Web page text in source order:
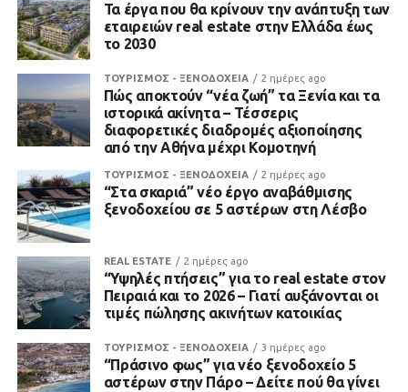
Τα έργα που θα κρίνουν την ανάπτυξη των
εταιρειών real estate στην Ελλάδα έως
το 2030
ΤΟΥΡΙΣΜΟΣ - ΞΕΝΟΔΟΧΕΙΑ 2 ημέρες ago
Πώς αποκτούν “νέα ζωή” τα Ξενία και τα
ιστορικά ακίνητα – Τέσσερις
διαφορετικές διαδρομές αξιοποίησης
από την Αθήνα μέχρι Κομοτηνή
ΤΟΥΡΙΣΜΟΣ - ΞΕΝΟΔΟΧΕΙΑ 2 ημέρες ago
“Στα σκαριά” νέο έργο αναβάθμισης
ξενοδοχείου σε 5 αστέρων στη Λέσβο
REAL ESTATE 2 ημέρες ago
“Υψηλές πτήσεις” για το real estate στον
Πειραιά και το 2026 – Γιατί αυξάνονται οι
τιμές πώλησης ακινήτων κατοικίας
ΤΟΥΡΙΣΜΟΣ - ΞΕΝΟΔΟΧΕΙΑ 3 ημέρες ago
“Πράσινο φως” για νέο ξενοδοχείο 5
αστέρων στην Πάρο – Δείτε πού θα γίνει